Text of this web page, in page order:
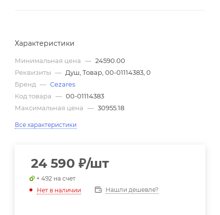
Характеристики
Минимальная цена — 24590.00
Реквизиты — Душ, Товар, 00-01114383, 0
Бренд — Cezares
Код товара — 00-01114383
Максимальная цена — 30955.18
Все характеристики
24 590 ₽/шт
+ 492 на счет
Нет в наличии
Нашли дешевле?